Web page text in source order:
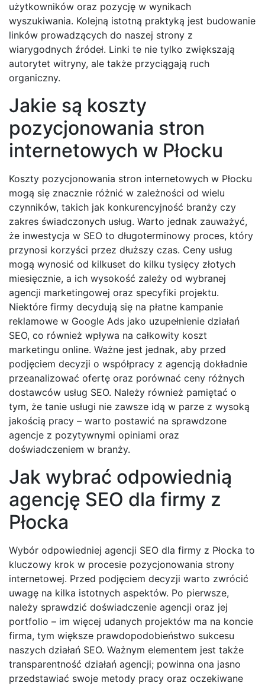
użytkowników oraz pozycję w wynikach
wyszukiwania. Kolejną istotną praktyką jest budowanie
linków prowadzących do naszej strony z
wiarygodnych źródeł. Linki te nie tylko zwiększają
autorytet witryny, ale także przyciągają ruch
organiczny.
Jakie są koszty
pozycjonowania stron
internetowych w Płocku
Koszty pozycjonowania stron internetowych w Płocku
mogą się znacznie różnić w zależności od wielu
czynników, takich jak konkurencyjność branży czy
zakres świadczonych usług. Warto jednak zauważyć,
że inwestycja w SEO to długoterminowy proces, który
przynosi korzyści przez dłuższy czas. Ceny usług
mogą wynosić od kilkuset do kilku tysięcy złotych
miesięcznie, a ich wysokość zależy od wybranej
agencji marketingowej oraz specyfiki projektu.
Niektóre firmy decydują się na płatne kampanie
reklamowe w Google Ads jako uzupełnienie działań
SEO, co również wpływa na całkowity koszt
marketingu online. Ważne jest jednak, aby przed
podjęciem decyzji o współpracy z agencją dokładnie
przeanalizować ofertę oraz porównać ceny różnych
dostawców usług SEO. Należy również pamiętać o
tym, że tanie usługi nie zawsze idą w parze z wysoką
jakością pracy – warto postawić na sprawdzone
agencje z pozytywnymi opiniami oraz
doświadczeniem w branży.
Jak wybrać odpowiednią
agencję SEO dla firmy z
Płocka
Wybór odpowiedniej agencji SEO dla firmy z Płocka to
kluczowy krok w procesie pozycjonowania strony
internetowej. Przed podjęciem decyzji warto zwrócić
uwagę na kilka istotnych aspektów. Po pierwsze,
należy sprawdzić doświadczenie agencji oraz jej
portfolio – im więcej udanych projektów ma na koncie
firma, tym większe prawdopodobieństwo sukcesu
naszych działań SEO. Ważnym elementem jest także
transparentność działań agencji; powinna ona jasno
przedstawiać swoje metody pracy oraz oczekiwane